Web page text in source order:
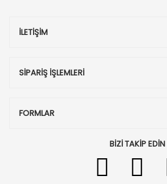
İLETİŞİM
SİPARİŞ İŞLEMLERİ
FORMLAR
BİZİ TAKİP EDİN